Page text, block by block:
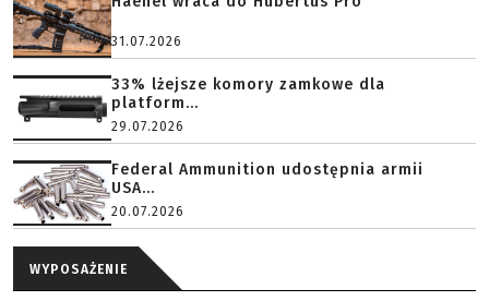
31.07.2026
33% lżejsze komory zamkowe dla
platform...
29.07.2026
Federal Ammunition udostępnia armii
USA...
20.07.2026
WYPOSAŻENIE